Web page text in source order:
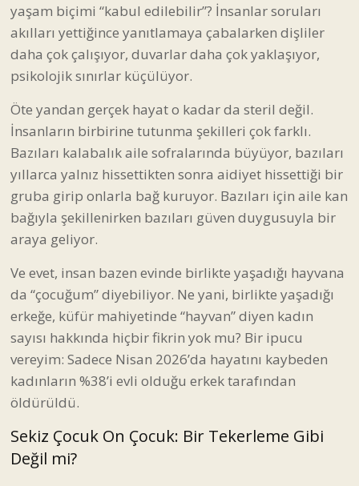
yaşam biçimi “kabul edilebilir”? İnsanlar soruları
akılları yettiğince yanıtlamaya çabalarken dişliler
daha çok çalışıyor, duvarlar daha çok yaklaşıyor,
psikolojik sınırlar küçülüyor.
Öte yandan gerçek hayat o kadar da steril değil.
İnsanların birbirine tutunma şekilleri çok farklı.
Bazıları kalabalık aile sofralarında büyüyor, bazıları
yıllarca yalnız hissettikten sonra aidiyet hissettiği bir
gruba girip onlarla bağ kuruyor. Bazıları için aile kan
bağıyla şekillenirken bazıları güven duygusuyla bir
araya geliyor.
Ve evet, insan bazen evinde birlikte yaşadığı hayvana
da “çocuğum” diyebiliyor. Ne yani, birlikte yaşadığı
erkeğe, küfür mahiyetinde “hayvan” diyen kadın
sayısı hakkında hiçbir fikrin yok mu? Bir ipucu
vereyim: Sadece Nisan 2026’da hayatını kaybeden
kadınların %38’i evli olduğu erkek tarafından
öldürüldü.
Sekiz Çocuk On Çocuk: Bir Tekerleme Gibi
Değil mi?